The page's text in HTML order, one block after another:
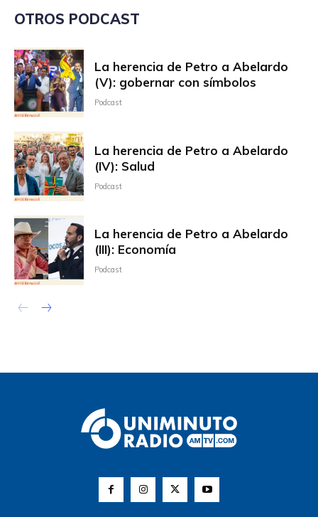
OTROS PODCAST
La herencia de Petro a Abelardo
(V): gobernar con símbolos
Podcast
La herencia de Petro a Abelardo
(IV): Salud
Podcast
La herencia de Petro a Abelardo
(III): Economía
Podcast